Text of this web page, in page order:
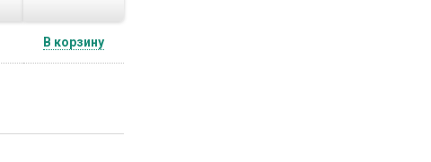
В корзину